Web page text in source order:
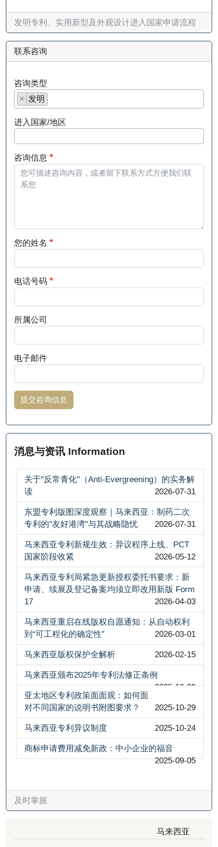
发明专利、实用新型及外观设计进入国家申请流程
联系咨询
咨询类型
× 发明
进入国家/地区
咨询信息
您的姓名
电话号码
所属公司
电子邮件
消息与资讯 Information
关于"反常青化"（Anti-Evergreening）的实务解
读
2026-07-31
东盟专利版图深度观察｜马来西亚：制药二次
专利的"友好港湾"与其战略隐忧
2026-07-31
马来西亚专利新规生效：异议程序上线、PCT
国家阶段收紧
2026-05-12
马来西亚专利局紧急更新授权委托书要求：新
申请、续展及登记备案均须立即改用新版 Form
17
2026-04-03
马来西亚重启在线版权自愿通知：从自动权利
到“可工程化的确定性”
2026-03-01
马来西亚版权保护全解析 2026-02-15
马来西亚颁布2025年专利法修正条例
2025-10-29
亚太地区专利政策面面观：如何面
对不同国家的说明书附图要求？
2025-10-29
马来西亚专利异议制度 2025-10-24
商标申请费用减免新政：中小企业的福音
2025-09-05
及时掌握
马来西亚